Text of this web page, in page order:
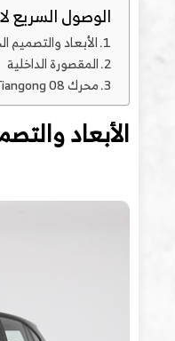
الوصول السريع
الأبعاد والتصميم
المقصورة الداخلية
محرك Hongqi Tiangong 08
الأبعاد